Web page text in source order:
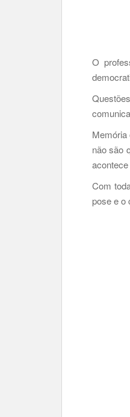
O
não são
Com
pose e o